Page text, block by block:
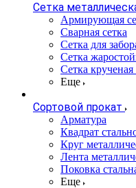
Сетка
Армирующая
Сварная сетка
Сетка для
Сетка
Сетка
Еще
Сортовой прокат
Арматура
Квадрат
Круг
Лента
Поковка
Еще